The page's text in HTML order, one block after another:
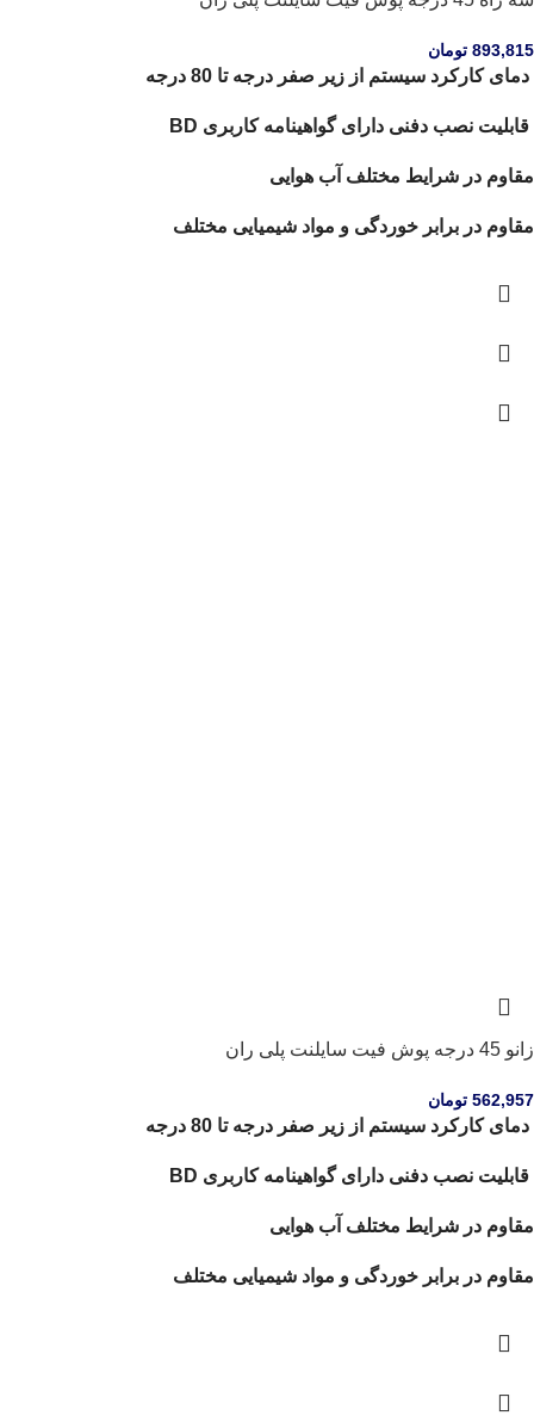
893,815 تومان
دمای کارکرد سیستم از زیر صفر درجه تا 80 درجه
قابلیت نصب دفنی دارای گواهینامه کاربری BD
مقاوم در شرایط مختلف آب هوایی
مقاوم در برابر خوردگی و مواد شیمیایی مختلف
زانو 45 درجه پوش فیت سایلنت پلی ران
562,957 تومان
دمای کارکرد سیستم از زیر صفر درجه تا 80 درجه
قابلیت نصب دفنی دارای گواهینامه کاربری BD
مقاوم در شرایط مختلف آب هوایی
مقاوم در برابر خوردگی و مواد شیمیایی مختلف